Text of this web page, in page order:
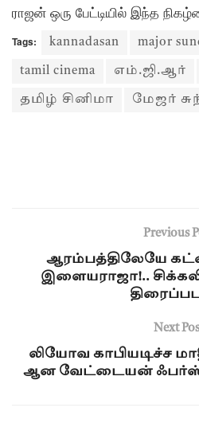
ராஜன் ஒரு பேட்டியில் இந்த
Tags: kannadasan major
tamil cinema எம்.ஜி.ஆர்
தமிழ் சினிமா மேஜர்
Previous
ஆரம்பத்திலேயே
இளையராஜா!..
Next
லியோவ காபியடிச்ச
ஆன வேட்டையன் ஃபர்ஸ்ட்